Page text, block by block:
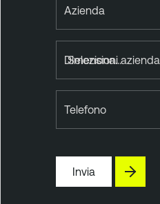
Azienda
Dimensioni azienda
Telefono
Invia